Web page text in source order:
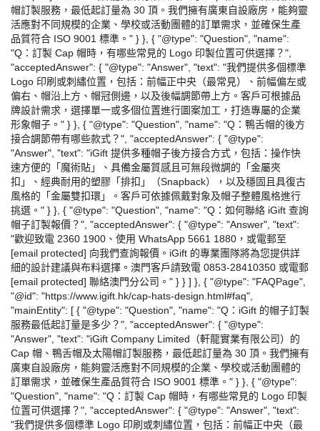
帽訂製服務，最低起訂量為 30 頂。我們擁有廣東自設廠房，能夠靈
活應對不同規模的企業、學校或活動團體的訂單需求，並確保生產
品質符合 ISO 9001 標準。" } }, { "@type": "Question", "name":
"Q：訂製 Cap 帽時，有哪些常見的 Logo 印製位置可供選擇？",
"acceptedAnswer": { "@type": "Answer", "text": "我們提供多個標準
Logo 印刷或刺繡位置，包括：前幅正中央（最常見）、前幅偏左或
偏右、帽沿上方、帽冠側邊，以及後幅調節帶上方。客戶可根據品
牌設計需求，選擇單一或多個位置進行圖案加工，打造專屬的企業
形象帽子。" } }, { "@type": "Question", "name": "Q：鴨舌帽的後方
接合調節帶有哪些款式？", "acceptedAnswer": { "@type":
"Answer", "text": "iGift 提供多種帽子後方接合方式，包括：操作快
速方便的「魔術貼」、具備金屬質感且可無段微調的「金屬夾
扣」、經典耐用的塑膠「排扣」（Snapback），以及穩固且具復古
風格的「金屬雙扣環」。客戶可依據佩戴對象及帽子整體風格進行
挑選。" } }, { "@type": "Question", "name": "Q：如何聯絡 iGift 查詢
帽子訂製報價？", "acceptedAnswer": { "@type": "Answer", "text":
"歡迎致電 2360 1900、使用 WhatsApp 5661 1880，或電郵至
[email protected] 向我們查詢報價。iGift 的專業團隊將為您提供詳
細的設計建議與布料選擇。澳門客戶請致電 0853-28410350 或電郵
[email protected] 聯絡澳門分公司。" } } ] }, { "@type": "FAQPage",
"@id": "https://www.igift.hk/cap-hats-design.html#faq",
"mainEntity": [ { "@type": "Question", "name": "Q：iGift 的帽子訂製
服務最低起訂量是多少？", "acceptedAnswer": { "@type":
"Answer", "text": "iGift Company Limited（軒龍實業有限公司）的
Cap 帽、鴨舌帽及太陽帽訂製服務，最低起訂量為 30 頂。我們擁有
廣東自設廠房，能夠靈活應對不同規模的企業、學校或活動團體的
訂單需求，並確保生產品質符合 ISO 9001 標準。" } }, { "@type":
"Question", "name": "Q：訂製 Cap 帽時，有哪些常見的 Logo 印製
位置可供選擇？", "acceptedAnswer": { "@type": "Answer", "text":
"我們提供多個標準 Logo 印刷或刺繡位置，包括：前幅正中央（最